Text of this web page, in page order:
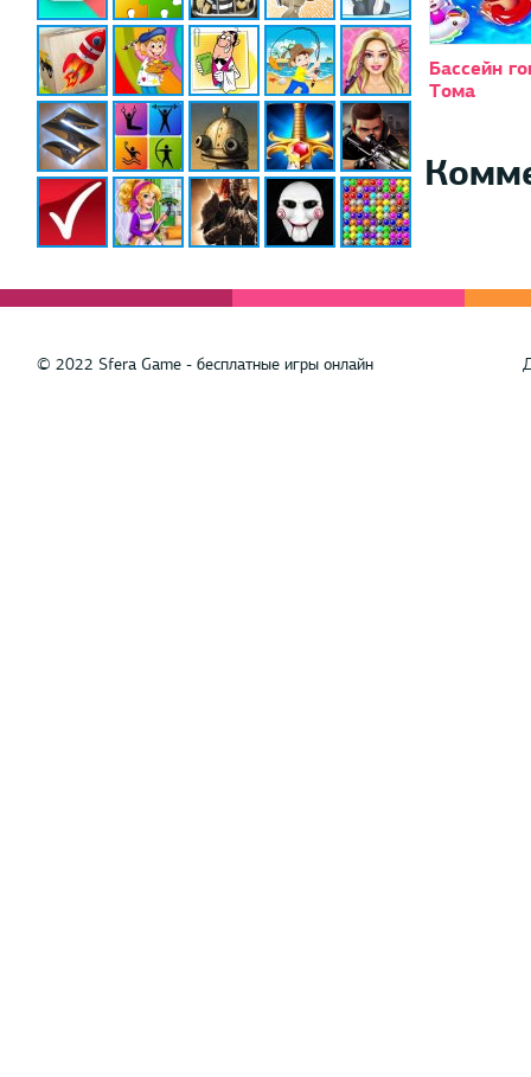
Бассейн
Тома
© 2022 Sfera Game - бесплатные игры онлайн